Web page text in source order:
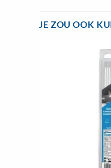
JE ZOU OOK